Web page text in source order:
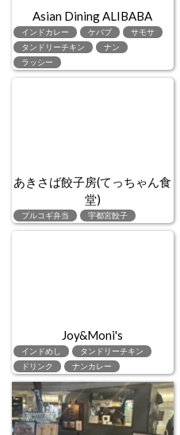
Asian Dining ALIBABA
インドカレー ケバブ
サモサ
タンドリーチキン
ナン
ラッシー
あきさば餃子房(てっちゃん食
堂)
プルコギ弁当 宇都宮餃子
Joy&Moni's
インドめし
タンドリーチキン
ドリンク
ナンカレー